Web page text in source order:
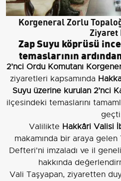
Korgeneral Zorlu
Ziyaret
Zap Suyu köprüsü
temaslarının
2’nci Ordu Komutanı
ziyaretleri kapsamında
Suyu üzerine kurulan 2’nci
ilçesindeki temaslarını
Valilikte Hakkâri Valisi
makamında bir araya
Defteri'ni imzaladı ve il
hakkında
Vali Taşyapan, ziyaretten